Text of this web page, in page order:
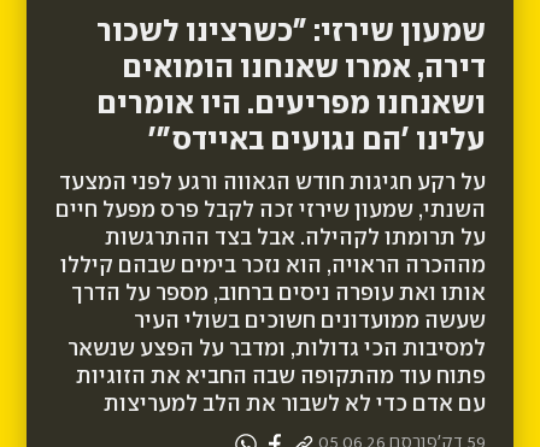
שמעון שירזי: "כשרצינו לשכור
דירה, אמרו שאנחנו הומואים
ושאנחנו מפריעים. היו אומרים
עלינו 'הם נגועים באיידס"'
על רקע חגיגות חודש הגאווה ורגע לפני המצעד
השנתי, שמעון שירזי זכה לקבל פרס מפעל חיים
על תרומתו לקהילה. אבל בצד ההתרגשות
מההכרה הראויה, הוא נזכר בימים שבהם קיללו
אותו ואת עופרה ניסים ברחוב, מספר על הדרך
שעשה ממועדונים חשוכים בשולי העיר
למסיבות הכי גדולות, ומדבר על הפצע שנשאר
פתוח עוד מהתקופה שבה החביא את הזוגיות
עם אדם כדי לא לשבור את הלב למעריצות
59 דק' פורסם 05.06.26